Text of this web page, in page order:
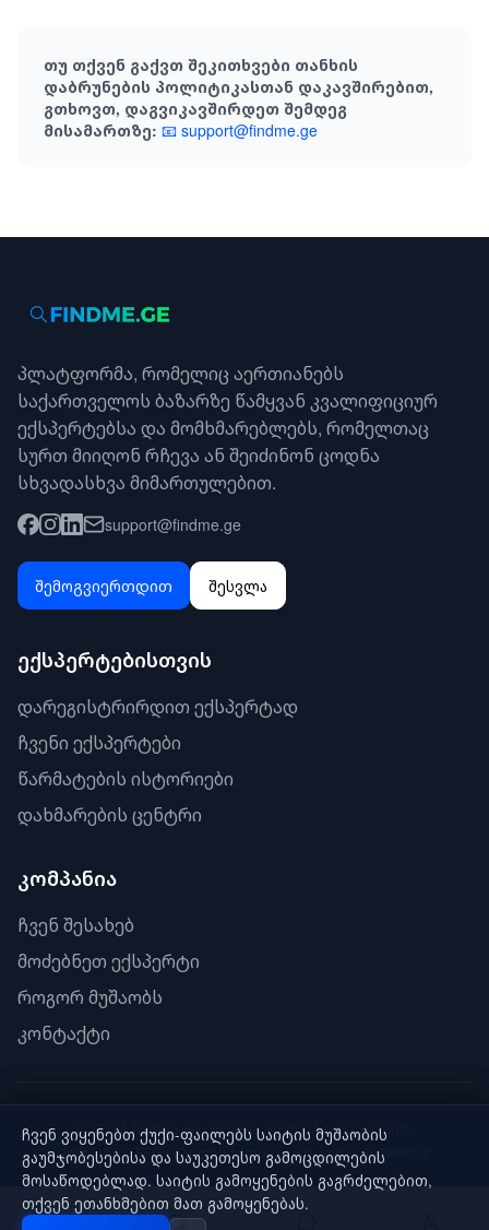
თუ თქვენ გაქვთ შეკითხვები თანხის
დაბრუნების პოლიტიკასთან დაკავშირებით,
გთხოვთ, დაგვიკავშირდეთ შემდეგ
მისამართზე: 📧 support@findme.ge
პლატფორმა, რომელიც აერთიანებს
საქართველოს ბაზარზე წამყვან კვალიფიციურ
ექსპერტებსა და მომხმარებლებს, რომელთაც
სურთ მიიღონ რჩევა ან შეიძინონ ცოდნა
სხვადასხვა მიმართულებით.
support@findme.ge
შემოგვიერთდით შესვლა
ექსპერტებისთვის
დარეგისტრირდით ექსპერტად
ჩვენი ექსპერტები
წარმატების ისტორიები
დახმარების ცენტრი
კომპანია
ჩვენ შესახებ
მოძებნეთ ექსპერტი
როგორ მუშაობს
კონტაქტი
© 2024 findme.ge. ყველა უფლება დაცულია.
კომპანია: EFG • საიდენტიფიკაციო კოდი: 402066358
ჩვენ შესახებკონფიდენციალურობა
მომსახურების პირობებიფულის დაბრუნება
ჩვენ ვიყენებთ ქუქი-ფაილებს საიტის მუშაობის
გაუმჯობესებისა და საუკეთესო გამოცდილების
მოსაწოდებლად. საიტის გამოყენების გაგრძელებით,
თქვენ ეთანხმებით მათ გამოყენებას.